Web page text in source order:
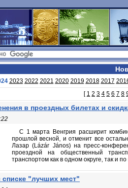
2023 2022 2021 2020 2019 2018 2017
[ 1 2 3 4 5 6 7 8
в проездных билетах и
С 1 марта Венгрия расширит
прошлой весной, и отменит все
Лазар (Lázár János) на пресс-
проездной на общественный
транспортом как в одном округе, так и
списке "лучших мест"